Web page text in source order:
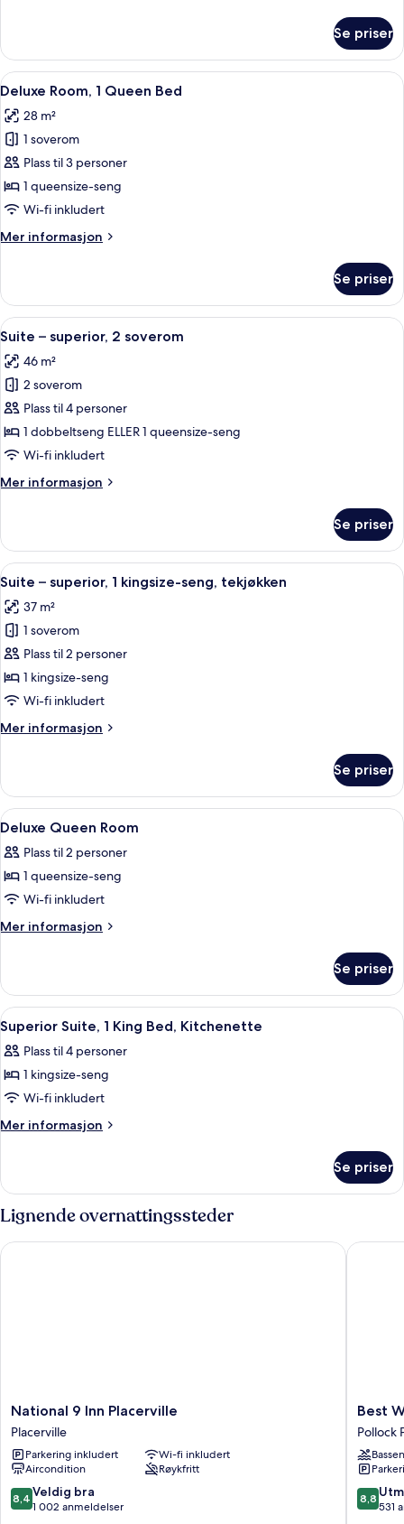
Kitchen
King
Suite
with
Se priser
Åpne
alle
bildene
av
Deluxe
Room,
1
Bed
Deluxe Room, 1 Queen Bed |
6
Deluxe Room, 1 Queen Bed
28 m²
1 soverom
Plass til 3 personer
1 queensize-seng
Wi-fi inkludert
Mer informasjon
Mer
Room,
Queen
Se priser
Åpne
alle
bildene
av
Suite
–
superior,
soverom
Suite – superior, 2 soverom |
6
Suite – superior, 2 soverom
46 m²
2 soverom
Plass til 4 personer
1 dobbeltseng ELLER 1 queensize-seng
Wi-fi inkludert
Mer informasjon
Mer
–
superior,
2
Se priser
Åpne
alle
bildene
av
Suite
–
superior,
kingsize-
Suite – superior, 1 kingsize-seng,
8
Suite – superior, 1 kingsize-seng, tekjøkken
37 m²
1 soverom
Plass til 2 personer
1 kingsize-seng
Wi-fi inkludert
Mer informasjon
Mer
–
superior,
1
seng,
tekjøkken
Se priser
Åpne
alle
bildene
av
Deluxe
Queen
Sengetøy av topp kvalitet, senger
2
Deluxe Queen Room
Plass til 2 personer
1 queensize-seng
Wi-fi inkludert
Mer informasjon
Mer
Queen
Room
Se priser
Åpne
alle
bildene
av
Superior
Suite,
Bed,
Kitchenette
Sengetøy av topp kvalitet, senger
5
Superior Suite, 1 King Bed, Kitchenette
Plass til 4 personer
1 kingsize-seng
Wi-fi inkludert
Mer informasjon
Mer
Suite,
1
King
Bed,
Kitchenette
Se priser
Lignende overnattingssteder
National
9
Inn
Placerville
Placerville
National 9 Inn Placerville
Placerville
Parkering inkludert
Wi-fi inkludert
Aircondition
Røykfritt
8.4
av
8,4 Veldig bra
1 002 anmeldelser
National 9 Inn Placerville
Best
Western
Inn
Pollock
Pines
Best
Pollock
8.8
av
8,8
531
Best